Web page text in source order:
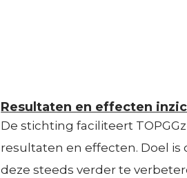
Resultaten en effecten
De stichting faciliteert
resultaten en effecten. Doel
deze steeds verder te